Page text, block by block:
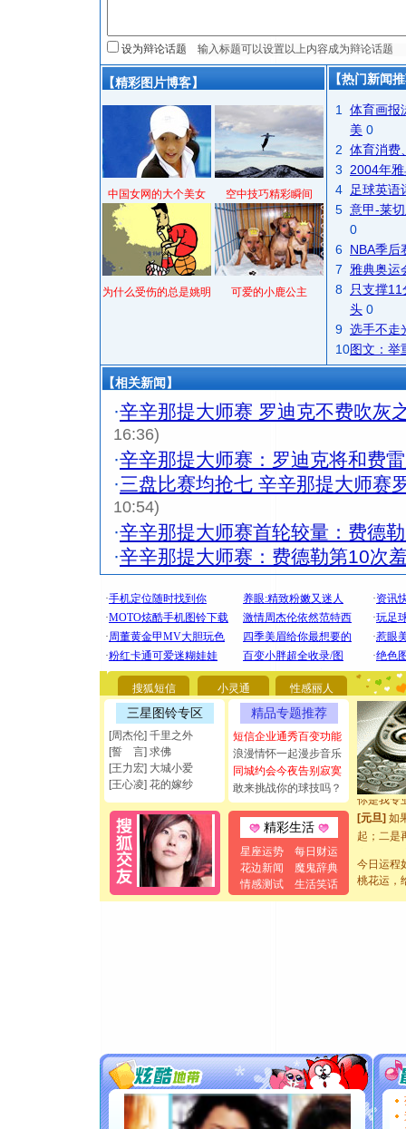
设为辩论话题
【精彩图片博客】
中国女网的大个美女 空中技巧精彩瞬间
为什么受伤的总是姚明 可爱的小鹿公主
【热门新闻
1
体育画报
美 0
2 体育消费
3
2004年
4
足球英语
5 意甲-莱
0
6 NBA季后
7
雅典奥运
8
只支撑
头 0
9 选手不走
10图文：举
【相关新闻】
·辛辛那提大师赛 罗迪克不费吹灰
16:36)
·辛辛那提大师赛：罗迪克将和费
·三盘比赛均抢七 辛辛那提大师赛
10:54)
·辛辛那提大师赛首轮较量：费德
·辛辛那提大师赛：费德勒第10次
搜狐短信 小灵通 性感丽人
三星图铃专区
[周杰伦] 千里之外
[誓 言] 求佛
[王力宏] 大城小爱
[王心凌] 花的嫁纱
精品专题推荐
短信企业通秀百变功能
浪漫情怀一起漫步音乐
同城约会今夜告别寂寞
敢来挑战你的球技吗？
精彩生活
星座运势
每日财运
花边新闻
魔鬼辞典
情感测试
生活笑话
[圣诞节]
你太多
[圣诞节]
能正大
都要快乐
[圣诞节]
如意,快
[元旦]看
断电。爱
你是我专
[元旦]
如
起；二是
[元旦]当
泣，这痛
卖了。水
要平安！
[圣诞节]
能正大
都要快乐
今日运程
桃花运，